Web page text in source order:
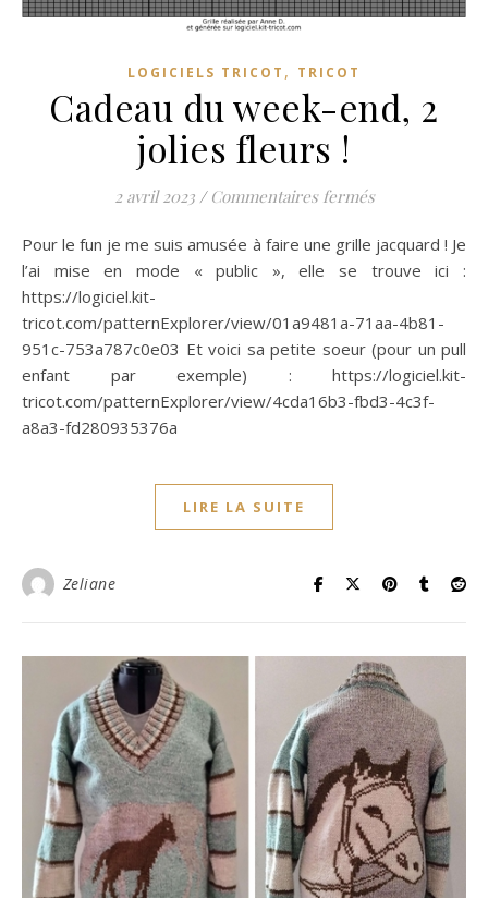
LOGICIELS TRICOT , TRICOT
Cadeau du week-end, 2
jolies fleurs !
2 avril 2023 / Commentaires ferméssur Cadeau
Pour le fun je me suis amusée à faire une grille jacquard ! Je
l’ai mise en mode « public », elle se trouve ici :
https://logiciel.kit-
tricot.com/patternExplorer/view/01a9481a-71aa-4b81-
951c-753a787c0e03 Et voici sa petite soeur (pour un pull
enfant par exemple) : https://logiciel.kit-
tricot.com/patternExplorer/view/4cda16b3-fbd3-4c3f-
a8a3-fd280935376a
LIRE LA SUITE
Zeliane